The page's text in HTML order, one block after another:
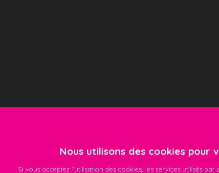
Nous utilisons des cookies
Si vous acceptez l'utilisation des cookies, les services utilisés